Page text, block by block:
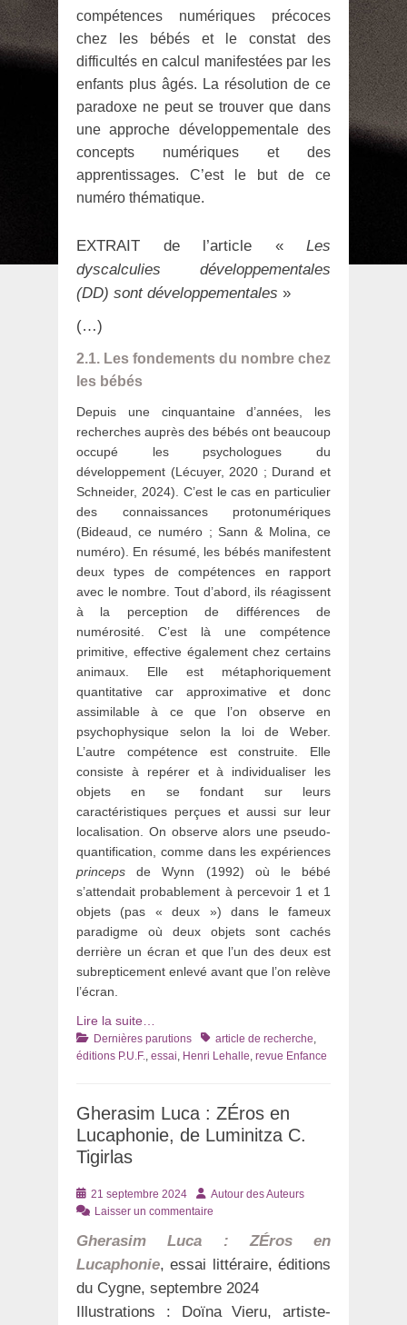
compétences numériques précoces
chez les bébés et le constat des
difficultés en calcul manifestées par les
enfants plus âgés. La résolution de ce
paradoxe ne peut se trouver que dans
une approche développementale des
concepts numériques et des
apprentissages. C’est le but de ce
numéro thématique.
EXTRAIT de l’article « Les
dyscalculies développementales
(DD) sont développementales »
(…)
2.1. Les fondements du nombre chez
les bébés
Depuis une cinquantaine d’années, les
recherches auprès des bébés ont beaucoup
occupé les psychologues du
développement (Lécuyer, 2020 ; Durand et
Schneider, 2024). C’est le cas en particulier
des connaissances protonumériques
(Bideaud, ce numéro ; Sann & Molina, ce
numéro). En résumé, les bébés manifestent
deux types de compétences en rapport
avec le nombre. Tout d’abord, ils réagissent
à la perception de différences de
numérosité. C’est là une compétence
primitive, effective également chez certains
animaux. Elle est métaphoriquement
quantitative car approximative et donc
assimilable à ce que l’on observe en
psychophysique selon la loi de Weber.
L’autre compétence est construite. Elle
consiste à repérer et à individualiser les
objets en se fondant sur leurs
caractéristiques perçues et aussi sur leur
localisation. On observe alors une pseudo-
quantification, comme dans les expériences
princeps de Wynn (1992) où le bébé
s’attendait probablement à percevoir 1 et 1
objets (pas « deux ») dans le fameux
paradigme où deux objets sont cachés
derrière un écran et que l’un des deux est
subrepticement enlevé avant que l’on relève
l’écran.
Lire la suite…
Catégories
Dernières parutions Tagsarticle de recherche
éditions P.U.F. essai Henri Lehalle revue Enfance
Gherasim Luca : ZÉros en
Lucaphonie, de Luminitza C.
Tigirlas
Posté
le
21 septembre 2024 AuteurAutour des Auteurs
Laisser un commentaire
Gherasim Luca : ZÉros en
Lucaphonie, essai littéraire, éditions
du Cygne, septembre 2024
Illustrations : Doïna Vieru, artiste-